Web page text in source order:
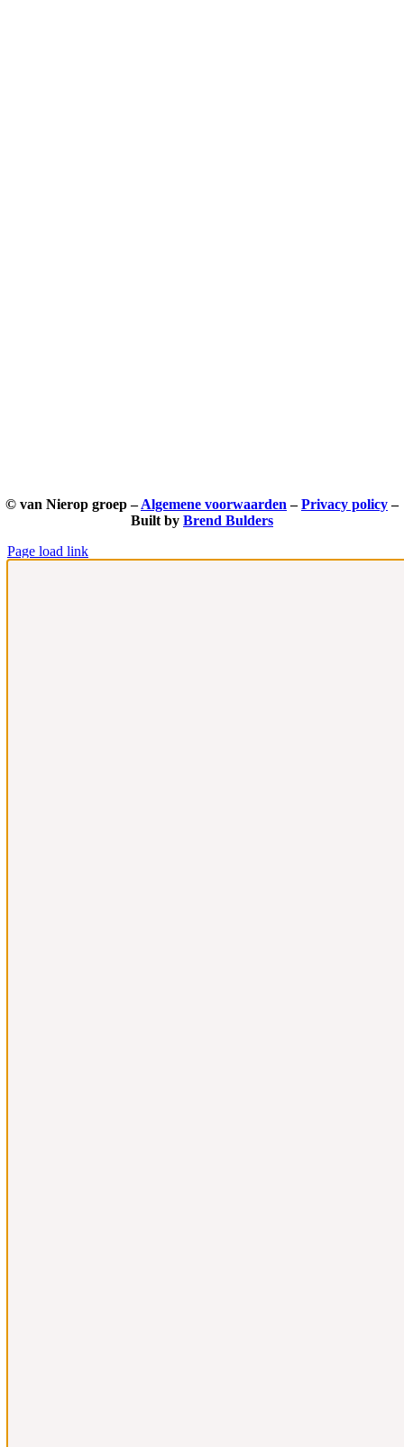
© van Nierop groep –Algemene voorwaarden –Privacy policy–
Built by Brend Bulders
Page load link
Ga